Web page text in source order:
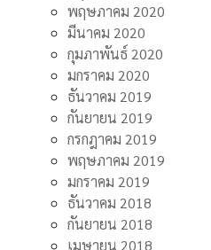
พฤษภาคม 2020
มีนาคม 2020
กุมภาพันธ์ 2020
มกราคม 2020
ธันวาคม 2019
กันยายน 2019
กรกฎาคม 2019
พฤษภาคม 2019
มกราคม 2019
ธันวาคม 2018
กันยายน 2018
เมษายน 2018